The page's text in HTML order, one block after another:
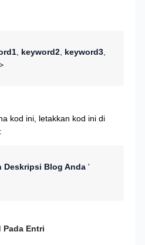
keyword2 keyword3
kod ini, letakkan kod ini di
Deskripsi Blog Anda '
Pada Entri